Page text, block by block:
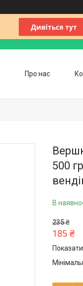
Про нас
500
В
235 ₴
185 ₴